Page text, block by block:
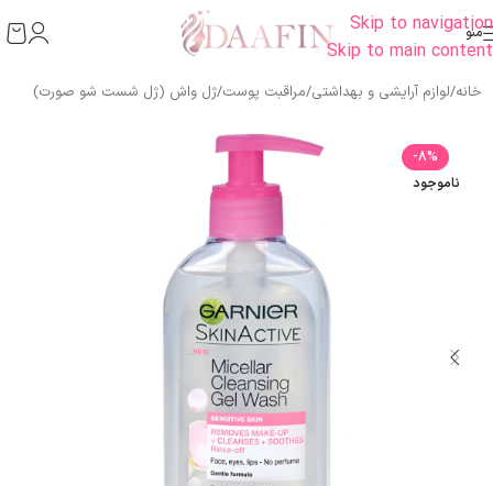
Skip to navigation
Skip to main content
منو
خانه/لوازم آرایشی و بهداشتی/مراقبت پوست/ژل واش (ژل شست شو صورت)
-8%
ناموجود